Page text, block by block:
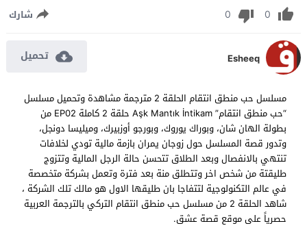
0
0 شارك
Esheeq تحميل
مسلسل حب منطق انتقام الحلقة 2 مترجمة مشاهدة وتحميل مسلسل
“حب منطق انتقام” Aşk Mantık İntikam حلقة 2 كاملة EP02 من
بطولة الهان شان، وبوراك يوروك، وبورجو أوزبيرك، وميليسا دونجل،
وتدور قصة المسلسل حول زوجان يمران بازمة مالية تودي لخلافات
تنتهي بالانفصال وبعد الطلاق تتحسن حالة الرجل المالية وتتزوج
طليقتة من شخص اخر وتتطلق منة بعد فترة وتعمل بشركة متخصصة
في عالم التكنولوجية لتتفاجا بان طليقها الاول هو مالك تلك الشركة ،
شاهد الحلقة 2 من مسلسل حب منطق انتقام التركي بالترجمة العربية
حصرياً على موقع قصة عشق.